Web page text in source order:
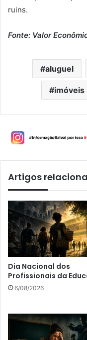
ruins.
Fonte: Valor
aluguel
imóveis
Artigos
Dia Nacional dos
Profissionais da
6/08/2026